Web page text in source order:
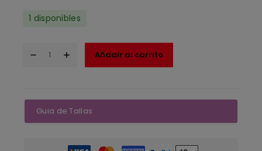
1 disponibles
Añadir al carrito
Guia de Tallas